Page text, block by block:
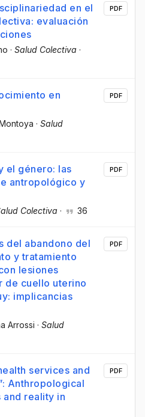
en el
evaluación
· Salud Colectiva ·
PDF
en
· Salud
PDF
el género: las
antropológico y
Colectiva · 36
PDF
del abandono del
y tratamiento
lesiones
de cuello uterino
implicancias
Arrossi · Salud
PDF
services and
Anthropological
reality in
PDF